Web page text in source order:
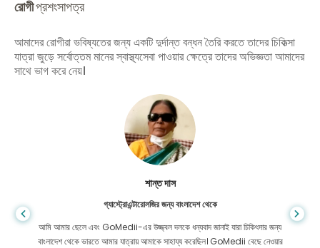
রোগীপ্রশংসাপত্র
আমাদের রোগীরা ভবিষ্যতের জন্য একটি দুর্দান্ত বন্ধন তৈরি করতে তাদের চিকিত্সা
যাত্রা জুড়ে সর্বোত্তম মানের স্বাস্থ্যসেবা পাওয়ার ক্ষেত্রে তাদের অভিজ্ঞতা আমাদের
সাথে ভাগ করে নেয়।
শান্ত দাস
গ্যাস্ট্রোএন্টারোলজির জন্য বাংলাদেশ থেকে
আমি আমার ছেলে এবং GoMedii-এর উজ্জ্বল দলকে ধন্যবাদ জানাই যারা চিকিৎসার জন্য
বাংলাদেশ থেকে ভারতে আমার যাত্রায় আমাকে সাহায্য করেছিল। GoMedii বেছে নেওয়ার